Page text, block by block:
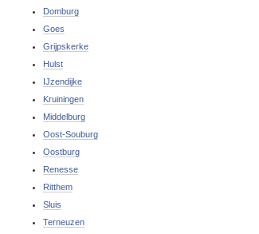
Domburg
Goes
Grijpskerke
Hulst
IJzendijke
Kruiningen
Middelburg
Oost-Souburg
Oostburg
Renesse
Ritthem
Sluis
Terneuzen